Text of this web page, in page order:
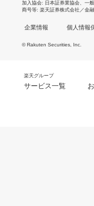
加入協会 日本証券業協会 一
商号等 楽天証券株式会社／金
企業情報 個人情報
© Rakuten Securities, Inc.
楽天グループ
サービス一覧